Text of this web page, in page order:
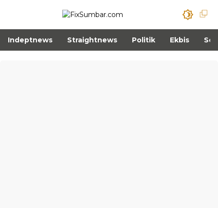
Indeptnews Straightnews Politik Ekbis